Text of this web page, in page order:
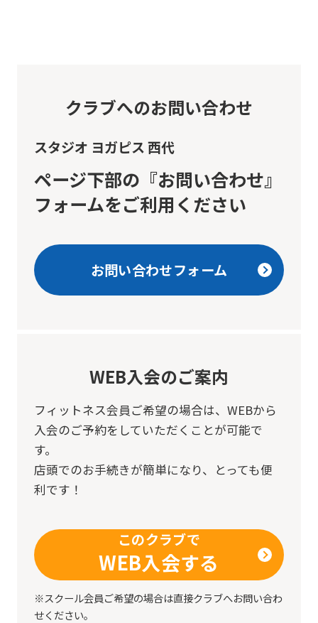
クラブへのお問い合わせ
スタジオ ヨガピス 西代
ページ下部の『お問い合わせ』
フォームをご利用ください
お問い合わせフォーム
WEB入会のご案内
フィットネス会員ご希望の場合は、 WEBから
入会のご予約をしていただくことが可能で
す。
店頭でのお手続きが簡単になり、とっても便
利です！
このクラブで
WEB入会する
※スクール会員ご希望の場合は直接クラブへお問い合わ
せください。
automatic
service,
the
Japanese
version
of
this
mechanically,
so
it
not
accurate
translation.
The
translation